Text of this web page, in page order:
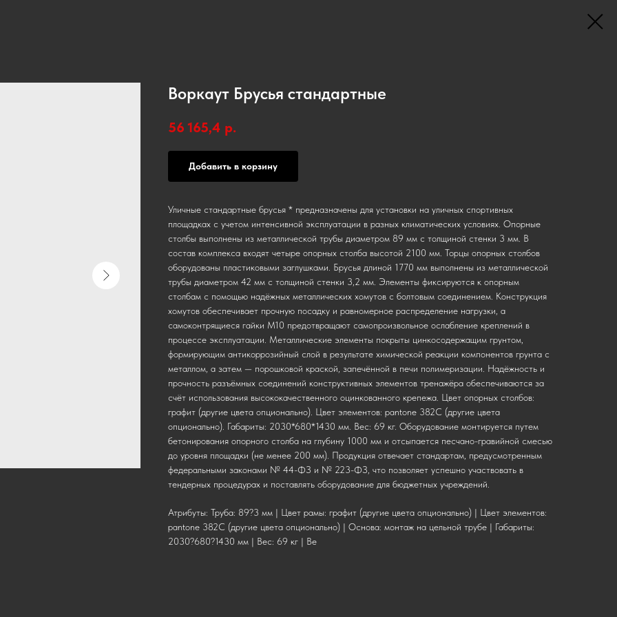
Воркаут Брусья стандартные
56 165,4 р.
Добавить в корзину
Уличные стандартные брусья * предназначены для установки на уличных спортивных
площадках с учетом интенсивной эксплуатации в разных климатических условиях. Опорные
столбы выполнены из металлической трубы диаметром 89 мм с толщиной стенки 3 мм. В
состав комплекса входят четыре опорных столба высотой 2100 мм. Торцы опорных столбов
оборудованы пластиковыми заглушками. Брусья длиной 1770 мм выполнены из металлической
трубы диаметром 42 мм с толщиной стенки 3,2 мм. Элементы фиксируются к опорным
столбам с помощью надёжных металлических хомутов с болтовым соединением. Конструкция
хомутов обеспечивает прочную посадку и равномерное распределение нагрузки, а
самоконтрящиеся гайки М10 предотвращают самопроизвольное ослабление креплений в
процессе эксплуатации. Металлические элементы покрыты цинкосодержащим грунтом,
формирующим антикоррозийный слой в результате химической реакции компонентов грунта с
металлом, а затем — порошковой краской, запечённой в печи полимеризации. Надёжность и
прочность разъёмных соединений конструктивных элементов тренажёра обеспечиваются за
счёт использования высококачественного оцинкованного крепежа. Цвет опорных столбов:
графит (другие цвета опционально). Цвет элементов: pantone 382C (другие цвета
опционально). Габариты: 2030*680*1430 мм. Вес: 69 кг. Оборудование монтируется путем
бетонирования опорного столба на глубину 1000 мм и отсыпается песчано-гравийной смесью
до уровня площадки (не менее 200 мм). Продукция отвечает стандартам, предусмотренным
федеральными законами № 44-ФЗ и № 223-ФЗ, что позволяет успешно участвовать в
тендерных процедурах и поставлять оборудование для бюджетных учреждений.
Атрибуты: Труба: 89?3 мм | Цвет рамы: графит (другие цвета опционально) | Цвет элементов:
pantone 382C (другие цвета опционально) | Основа: монтаж на цельной трубе | Габариты:
2030?680?1430 мм | Вес: 69 кг | Ве